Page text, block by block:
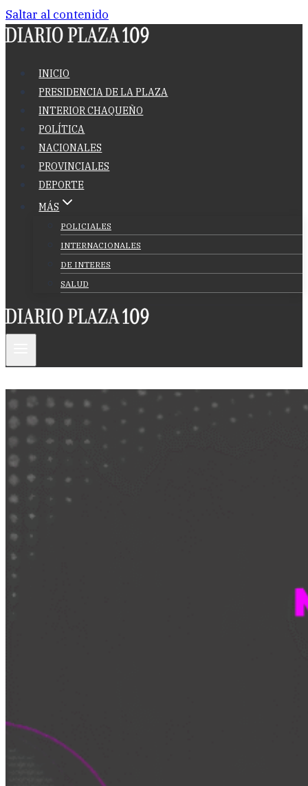
Saltar al contenido
INICIO
PRESIDENCIA DE LA PLAZA
INTERIOR CHAQUEÑO
POLÍTICA
NACIONALES
PROVINCIALES
DEPORTE
MÁS
POLICIALES
INTERNACIONALES
DE INTERES
SALUD